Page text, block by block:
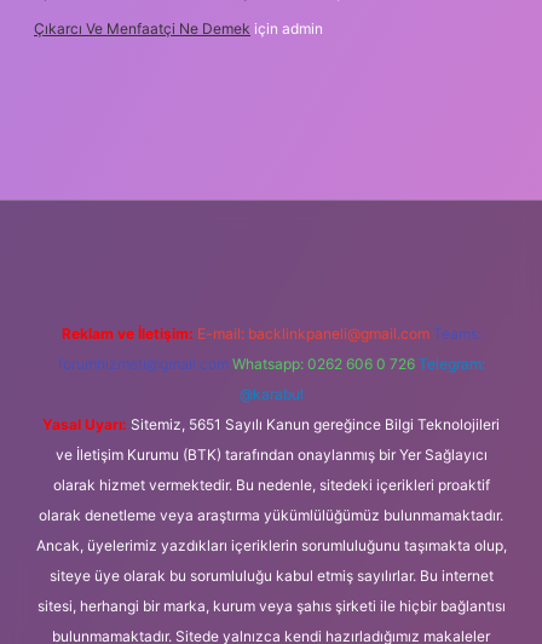
Çıkarcı Ve Menfaatçi Ne Demek için admin
Reklam ve İletişim: E-mail: backlinkpaneli@gmail.com Teams:
forumhizmeti@gmail.com Whatsapp: 0262 606 0 726 Telegram:
@karabul
Yasal Uyarı: Sitemiz, 5651 Sayılı Kanun gereğince Bilgi Teknolojileri
ve İletişim Kurumu (BTK) tarafından onaylanmış bir Yer Sağlayıcı
olarak hizmet vermektedir. Bu nedenle, sitedeki içerikleri proaktif
olarak denetleme veya araştırma yükümlülüğümüz bulunmamaktadır.
Ancak, üyelerimiz yazdıkları içeriklerin sorumluluğunu taşımakta olup,
siteye üye olarak bu sorumluluğu kabul etmiş sayılırlar. Bu internet
sitesi, herhangi bir marka, kurum veya şahıs şirketi ile hiçbir bağlantısı
bulunmamaktadır. Sitede yalnızca kendi hazırladığımız makaleler